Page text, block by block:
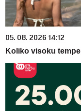
05. 08. 2026 14:12
Koliko visoku